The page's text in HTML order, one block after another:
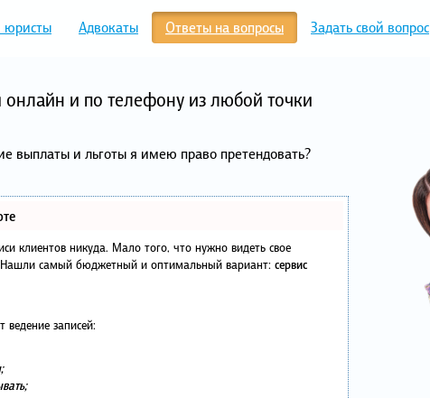
Адвокаты Ответы на вопросы Задать свой вопрос
онлайн и по телефону из любой точки
выплаты и льготы я имею право претендовать?
клиентов никуда. Мало того, что нужно видеть свое
самый бюджетный и оптимальный вариант: сервис
записей: